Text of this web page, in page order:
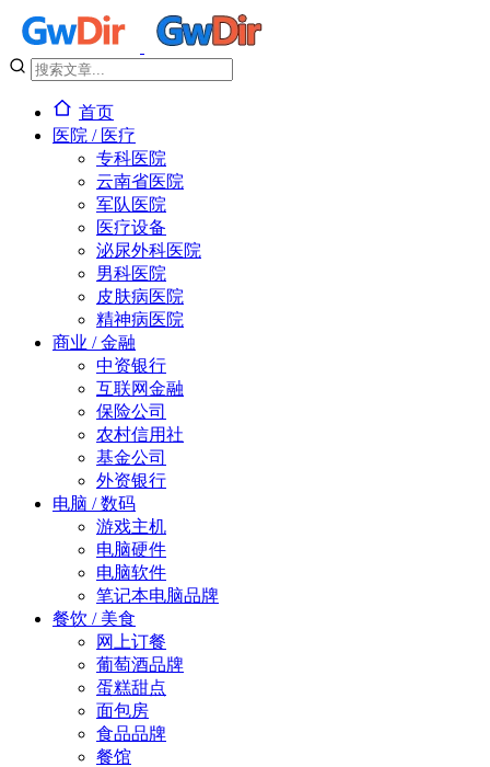
首页
医院 / 医疗
专科医院
云南省医院
军队医院
医疗设备
泌尿外科医院
男科医院
皮肤病医院
精神病医院
商业 / 金融
中资银行
互联网金融
保险公司
农村信用社
基金公司
外资银行
电脑 / 数码
游戏主机
电脑硬件
电脑软件
笔记本电脑品牌
餐饮 / 美食
网上订餐
葡萄酒品牌
蛋糕甜点
面包房
食品品牌
餐馆